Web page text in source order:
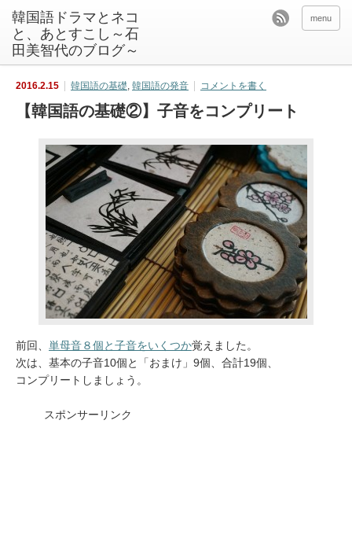
韓国語ドラマとネコ
と、あとすこし～石
田美智代のブログ～
menu
2016.2.15 韓国語の基礎, 韓国語の発音 コメントを書く
【韓国語の基礎②】子音をコンプリート
前回、 単母音８個と子音をいくつか覚えました。
次は、基本の子音10個と「おまけ」9個、合計19個、
コンプリートしましょう。
スポンサーリンク